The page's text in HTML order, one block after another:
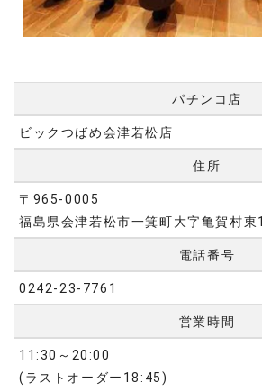
パチンコ店
ビックつばめ会津若松店
住所
〒965-0005
福島県会津若松市一箕町大字亀賀村東
電話番号
0242-23-7761
営業時間
11:30～20:00
(ラストオーダー18:45)